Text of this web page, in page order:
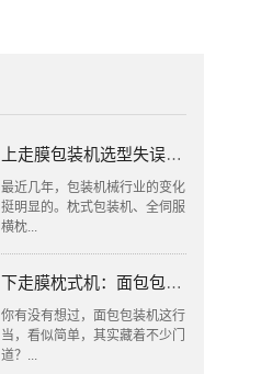
上走膜包装机选型失误，工厂损失往往更大
最近几年，包装机械行业的变化
挺明显的。枕式包装机、全伺服
横枕...
下走膜枕式机：面包包装里的隐形高手
你有没有想过，面包包装机这行
当，看似简单，其实藏着不少门
道？...